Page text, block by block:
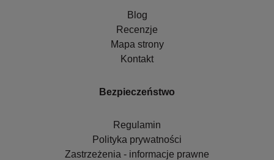
Blog
Recenzje
Mapa strony
Kontakt
Bezpieczeństwo
Regulamin
Polityka prywatności
Zastrzeżenia - informacje prawne